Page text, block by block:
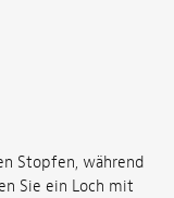
Stopfen, während
Sie ein Loch mit